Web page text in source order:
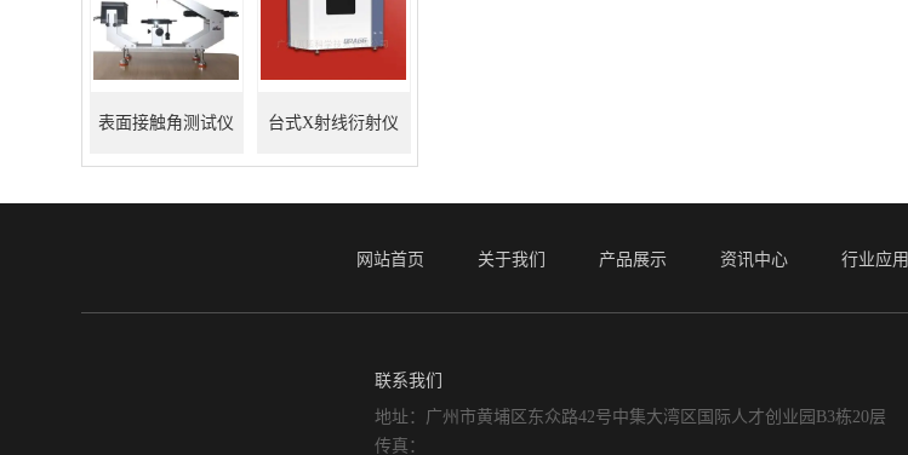
表面接触角测试仪 台式X射线衍射仪
网站首页 关于我们 产品展示 资讯中心 行业应用
联系我们
地址：广州市黄埔区东众路42号中集大湾区国际人才创业园B3栋20层
传真：